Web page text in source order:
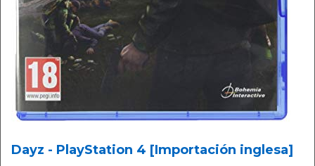
Dayz - PlayStation 4 [Importación inglesa]